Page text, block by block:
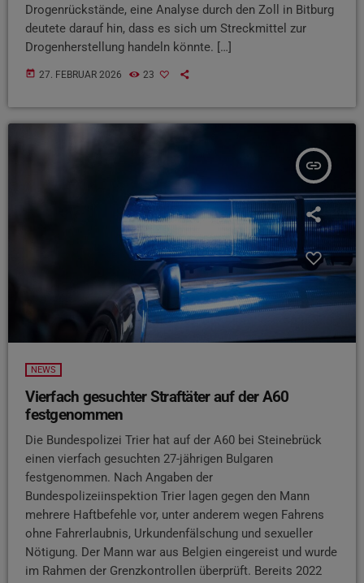
Drogenrückstände, eine Analyse durch den Zoll in Bitburg
deutete darauf hin, dass es sich um Streckmittel zur
Drogenherstellung handeln könnte. […]
today 27. FEBRUAR 2026 23
insert_link
NEWS
Vierfach gesuchter Straftäter auf der A60
festgenommen
Die Bundespolizei Trier hat auf der A60 bei Steinebrück
einen vierfach gesuchten 27-jährigen Bulgaren
festgenommen. Nach Angaben der
Bundespolizeiinspektion Trier lagen gegen den Mann
mehrere Haftbefehle vor, unter anderem wegen Fahrens
ohne Fahrerlaubnis, Urkundenfälschung und sexueller
Nötigung. Der Mann war aus Belgien eingereist und wurde
im Rahmen der Grenzkontrollen überprüft. Bereits 2022